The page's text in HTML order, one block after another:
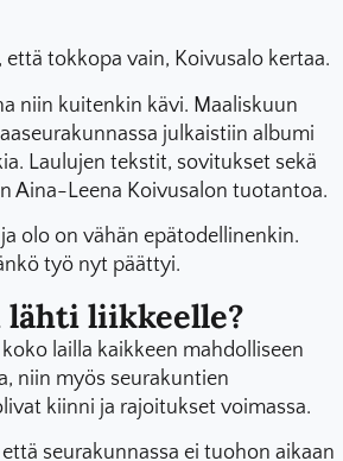
tokkopa vain, Koivusalo kertaa.
niin kuitenkin kävi. Maaliskuun
julkaistiin albumi
Laulujen tekstit, sovitukset sekä
Aina-Leena Koivusalon tuotantoa.
olo on vähän epätodellinenkin.
työ nyt päättyi.
liikkeelle?
lailla kaikkeen mahdolliseen
niin myös seurakuntien
kiinni ja rajoitukset voimassa.
seurakunnassa ei tuohon aikaan